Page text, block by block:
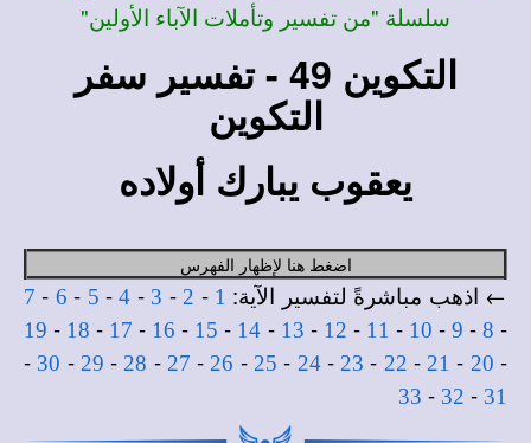
سلسلة "من تفسير وتأملات الآباء الأولين"
التكوين 49 - تفسير سفر
التكوين
يعقوب يبارك أولاده
اضغط هنا لإظهار الفهرس
← اذهب مباشرةً لتفسير الآية: 1
-
2
-
3
-
4
-
5
-
6
-
7
-
8
-
9
-
10
-
11
-
12
-
13
-
14
-
15
-
16
-
17
-
18
-
19
-
20
-
21
-
22
-
23
-
24
-
25
-
26
-
27
-
28
-
29
-
30
-
31
-
32
-
33